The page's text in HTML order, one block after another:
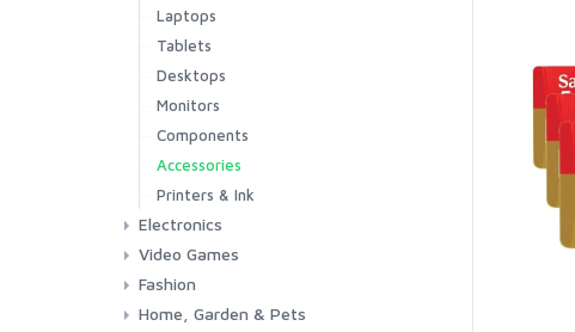
Laptops
Tablets
Desktops
Monitors
Components
Accessories
Printers & Ink
Electronics
Phones & Accessories
Camera & Photo
TV & Home Cinema
Video Games
Consoles & Accessories
Console Games
PC Games
Fashion
Woman
Man
Girl
Boy
Home, Garden & Pets